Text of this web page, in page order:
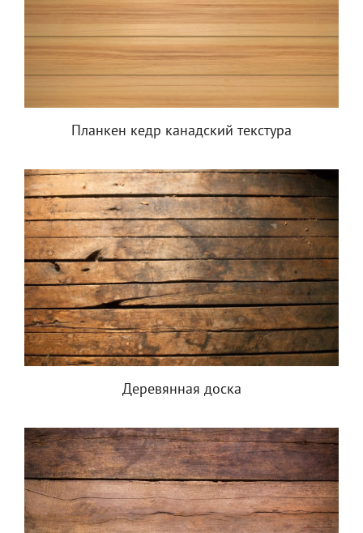
Планкен кедр канадский текстура
Деревянная доска